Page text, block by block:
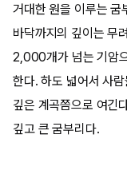
거대한 원을 이루는
바닥까지의 깊이는 무
2,000개가 넘는 기암
한다. 하도 넓어서 사
깊은 계곡쯤으로 여긴
깊고 큰 굼부리다.